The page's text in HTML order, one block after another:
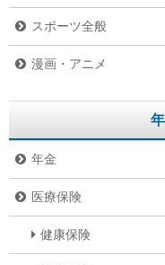
スポーツ全般
漫画・アニメ
年金
医療保険
健康保険